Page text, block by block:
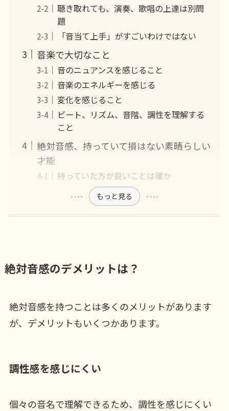
聴き取れても、演奏、歌唱の上達は別問
題
「音当て上手」がすごいわけではない
音楽で大切なこと
音のニュアンスを感じること
音楽のエネルギーを感じる
変化を感じること
ビート、リズム、音階、調性を理解する
こと
絶対音感、持っていて損はない素晴らしい
才能
持っていた方が良いことは確か
もっと見る
絶対音感のデメリットは？
絶対音感を持つことは多くのメリットがあります
が、デメリットもいくつかあります。
調性感を感じにくい
個々の音名で理解できるため、調性を感じにくい